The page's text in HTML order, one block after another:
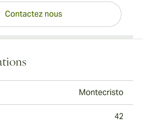
Contactez nous
Montecristo
42